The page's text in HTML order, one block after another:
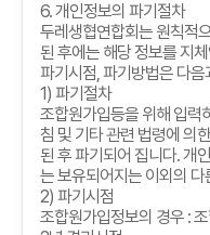
6.개인정보의 파기절차
두레생협연합회는 원칙적
된 후에는 해당 정보를 지
파기시점,파기방법은 다음
1) 파기절차
조합원가입등을 위해 입력
침 및 기타 관련 법령에 의
된 후 파기되어 집니다.개
는 보유되어지는 이외의
2) 파기시점
조합원가입정보의 경우 :